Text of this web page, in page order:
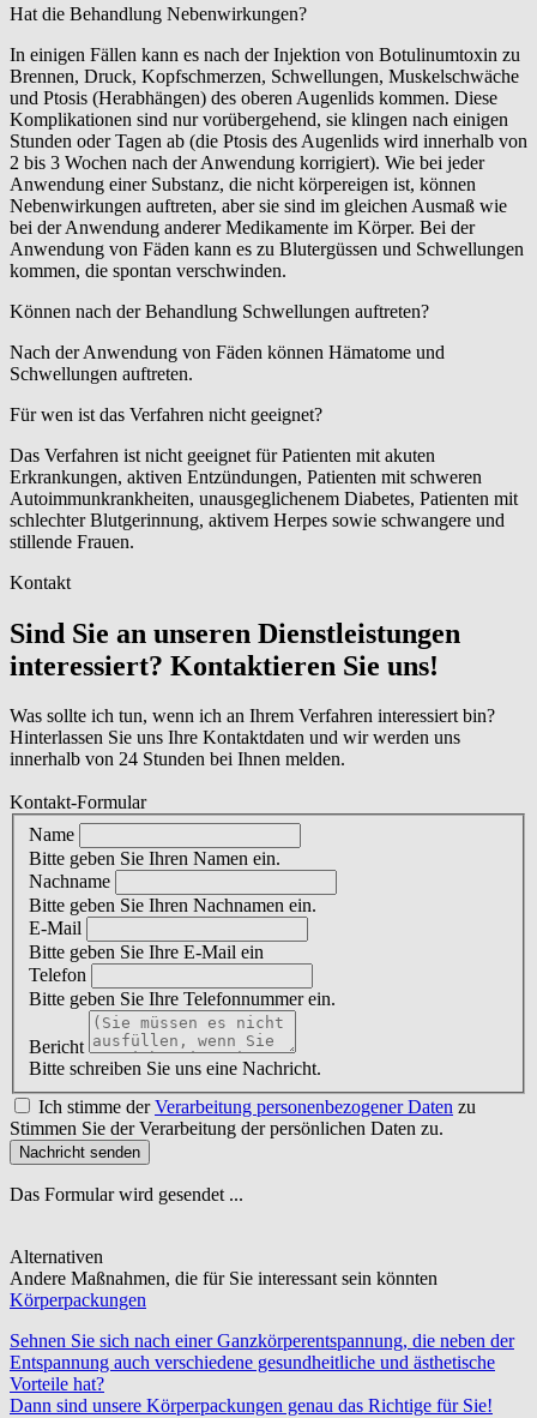
Hat die Behandlung Nebenwirkungen?
In einigen Fällen kann es nach der Injektion von Botulinumtoxin zu
Brennen, Druck, Kopfschmerzen, Schwellungen, Muskelschwäche
und Ptosis (Herabhängen) des oberen Augenlids kommen. Diese
Komplikationen sind nur vorübergehend, sie klingen nach einigen
Stunden oder Tagen ab (die Ptosis des Augenlids wird innerhalb von
2 bis 3 Wochen nach der Anwendung korrigiert). Wie bei jeder
Anwendung einer Substanz, die nicht körpereigen ist, können
Nebenwirkungen auftreten, aber sie sind im gleichen Ausmaß wie
bei der Anwendung anderer Medikamente im Körper. Bei der
Anwendung von Fäden kann es zu Blutergüssen und Schwellungen
kommen, die spontan verschwinden.
Können nach der Behandlung Schwellungen auftreten?
Nach der Anwendung von Fäden können Hämatome und
Schwellungen auftreten.
Für wen ist das Verfahren nicht geeignet?
Das Verfahren ist nicht geeignet für Patienten mit akuten
Erkrankungen, aktiven Entzündungen, Patienten mit schweren
Autoimmunkrankheiten, unausgeglichenem Diabetes, Patienten mit
schlechter Blutgerinnung, aktivem Herpes sowie schwangere und
stillende Frauen.
Kontakt
Sind Sie an unseren Dienstleistungen
interessiert? Kontaktieren Sie uns!
Was sollte ich tun, wenn ich an Ihrem Verfahren interessiert bin?
Hinterlassen Sie uns Ihre Kontaktdaten und wir werden uns
innerhalb von 24 Stunden bei Ihnen melden.
Kontakt-Formular
Name
Bitte geben Sie Ihren Namen ein.
Nachname
Bitte geben Sie Ihren Nachnamen ein.
E-Mail
Bitte geben Sie Ihre E-Mail ein
Telefon
Bitte geben Sie Ihre Telefonnummer ein.
Bericht
Bitte schreiben Sie uns eine Nachricht.
Ich stimme derVerarbeitung personenbezogener Daten zu
Stimmen Sie der Verarbeitung der persönlichen Daten zu.
Nachricht senden
Das Formular wird gesendet ...
Alternativen
Andere Maßnahmen, die für Sie interessant sein könnten
Körperpackungen
Sehnen Sie sich nach einer Ganzkörperentspannung, die neben der
Entspannung auch verschiedene gesundheitliche und ästhetische
Vorteile hat?
Dann sind unsere Körperpackungen genau das Richtige für Sie!